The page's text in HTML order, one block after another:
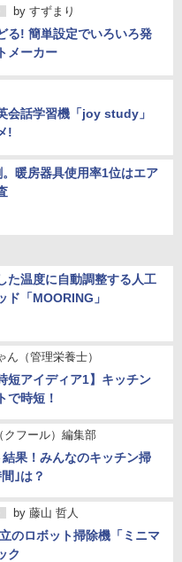
by すずまり
る! 簡単設定でいろいろ発
メーカー
会話学習機「joy study」
!
暖房器具使用率1位はエア
た温度に自動調整する人工
ド「MOORING」
ん（管理栄養士）
短アイディア1】キッチン
で時短！
クフール）編集部
果！みんなのキッチン掃
｣は？
by 藤山 哲人
のロボット掃除機「ミニマ
ク